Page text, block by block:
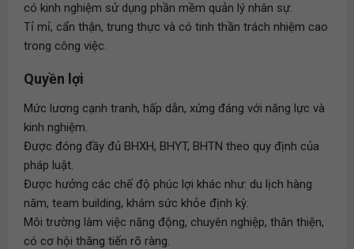
có kinh nghiệm sử dụng phần mềm quản lý nhân sự.
Tỉ mỉ, cẩn thận, trung thực và có tinh thần trách nhiệm cao
trong công việc.
Quyền lợi
Mức lương cạnh tranh, hấp dẫn, xứng đáng với năng lực và
kinh nghiệm.
Được đóng đầy đủ BHXH, BHYT, BHTN theo quy định của
pháp luật.
Được hưởng các chế độ phúc lợi khác như: du lịch hàng
năm, team building, khám sức khỏe định kỳ.
Môi trường làm việc năng động, chuyên nghiệp, thân thiện,
có cơ hội thăng tiến rõ ràng.